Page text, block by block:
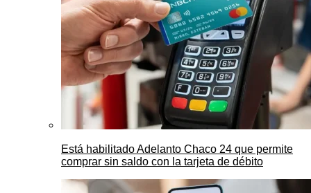
Está habilitado Adelanto Chaco 24 que permite
comprar sin saldo con la tarjeta de débito